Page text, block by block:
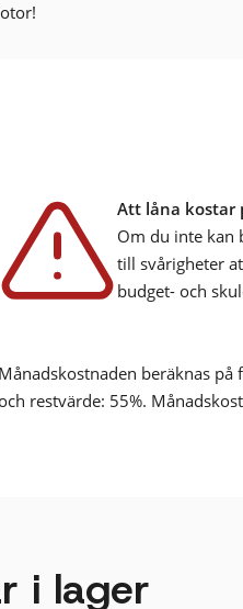
Att låna kostar
Om du inte kan
till svårigheter
budget- och
Månadskostnaden beräknas
restvärde: 55%.
i lager